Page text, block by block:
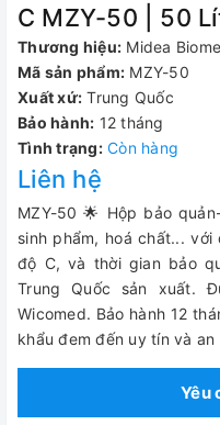
C MZY-50 | 50
Thương hiệu: Midea
Mã sản phẩm: MZY-50
Xuất xứ: Trung Quốc
Bảo hành: 12 tháng
Tình trạng: Còn hàng
Liên hệ
MZY-50 🌟 Hộp bảo
sinh phẩm, hoá chất...
độ C, và thời gian bảo
Trung Quốc sản xuất.
Wicomed. Bảo hành 12
khẩu đem đến uy tín và
Yêu